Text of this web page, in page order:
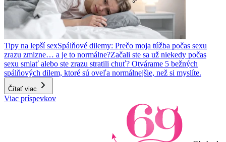
Tipy na lepší sexSpálňové dilemy: Prečo moja túžba počas sexu
zrazu zmizne… a je to normálne?Začali ste sa už niekedy počas
sexu smiať alebo ste zrazu stratili chuť? Otvárame 5 bežných
spálňových dilem, ktoré sú oveľa normálnejšie, než si myslíte.
Čítať viac
Viac príspevkov